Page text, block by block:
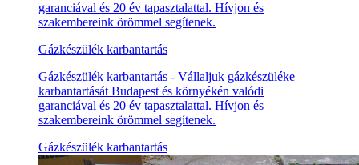
garanciával és 20 év tapasztalattal. Hívjon és
szakembereink örömmel segítenek.
Gázkészülék karbantartás
Gázkészülék karbantartás - Vállaljuk gázkészüléke
karbantartását Budapest és környékén valódi
garanciával és 20 év tapasztalattal. Hívjon és
szakembereink örömmel segítenek.
Gázkészülék karbantartás